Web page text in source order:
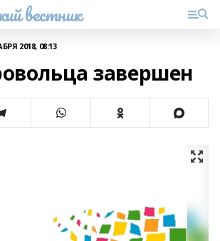
вестник
2018, 08:13
завершен